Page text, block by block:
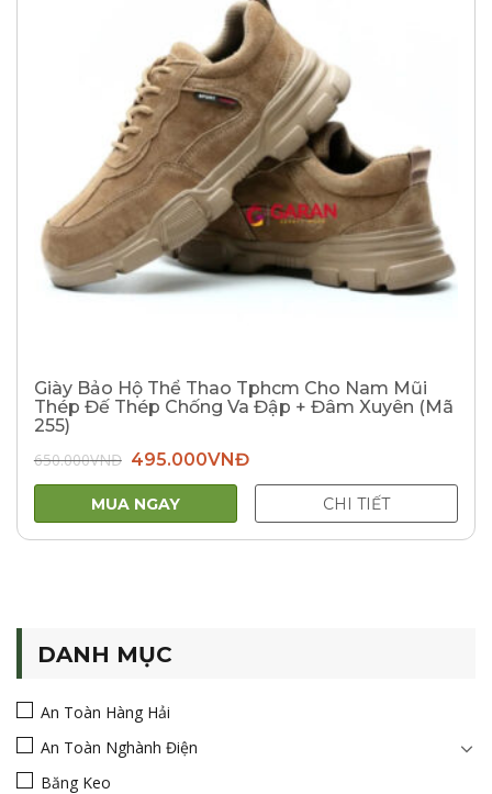
Giày Bảo Hộ Thể Thao Tphcm Cho Nam Mũi
Thép Đế Thép Chống Va Đập + Đâm Xuyên (Mã
255)
650.000VNĐ Giá
gốc
là:
650.000VNĐ.
495.000VNĐGiá
tại
495.000VNĐ.
MUA NGAY CHI TIẾT
DANH MỤC
An Toàn Hàng Hải
An Toàn Nghành Điện
Băng Keo